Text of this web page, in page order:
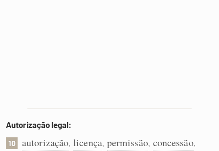
Autorização legal:
10 autorização, licença, permissão, concessão,